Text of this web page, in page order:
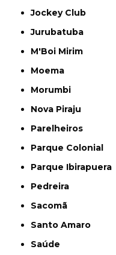
Jockey Club
Jurubatuba
M'Boi Mirim
Moema
Morumbi
Nova Piraju
Parelheiros
Parque Colonial
Parque Ibirapuera
Pedreira
Sacomã
Santo Amaro
Saúde